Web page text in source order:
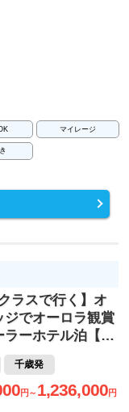
マイレージ
ラスで行く】オ
ジでオーロラ観賞
ラーホテル泊【…
千歳発
円～ 1,236,000円